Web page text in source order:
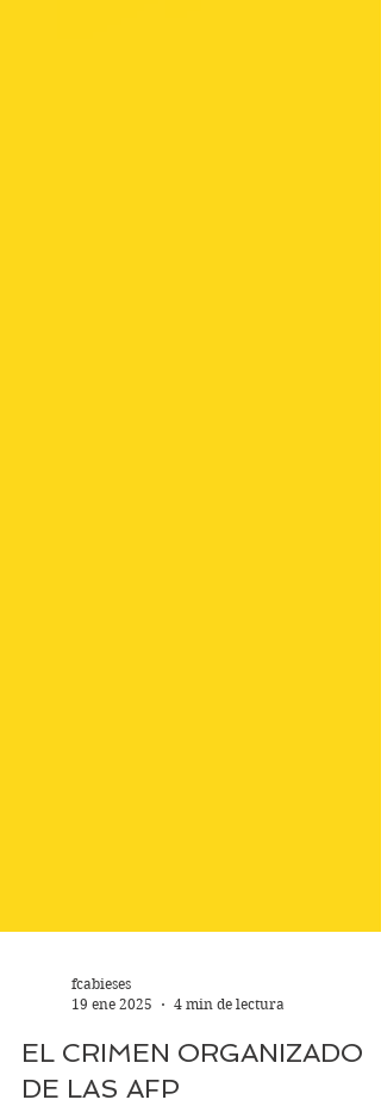
19 ene 2025
4 min de lectura
EL CRIMEN ORGANIZADO